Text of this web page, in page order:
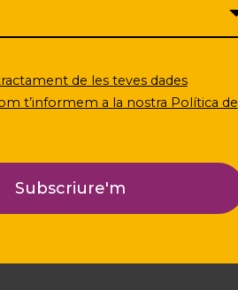
de les teves dades
t’informem a la nostra Política de